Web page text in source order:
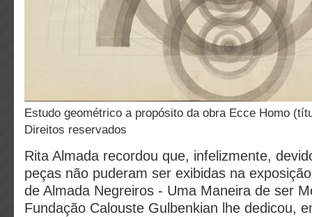
Estudo geométrico a propósito da obra Ecce Homo (título atribuído)©
Direitos reservados
Rita Almada recordou que, infelizmente,
peças não puderam ser exibidas na
de Almada Negreiros - Uma Maneira de ser
Fundação Calouste Gulbenkian lhe dedicou,